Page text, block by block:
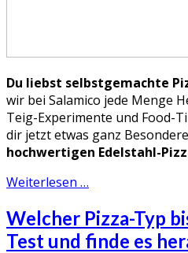
Du liebst selbstgemachte
wir bei Salamico jede Menge
Teig-Experimente und Food-
dir jetzt etwas ganz
hochwertigen Edelstahl-
Weiterlesen …
Welcher Pizza-Typ
Test und finde es